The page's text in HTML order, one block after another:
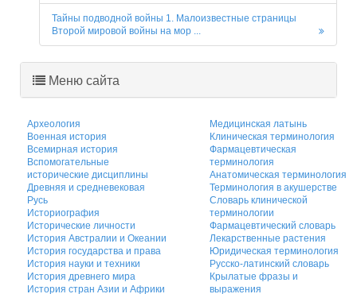
Тайны подводной войны 1. Малоизвестные страницы
Второй мировой войны на мор ...
Меню сайта
Археология
Военная история
Всемирная история
Вспомогательные
исторические дисциплины
Древняя и средневековая
Русь
Историография
Исторические личности
История Австралии и Океании
История государства и права
История науки и техники
История древнего мира
История стран Азии и Африки
Медицинская латынь
Клиническая терминология
Фармацевтическая
терминология
Анатомическая терминология
Терминология в акушерстве
Словарь клинической
терминологии
Фармацевтический словарь
Лекарственные растения
Юридическая терминология
Русско-латинский словарь
Крылатые фразы и
выражения